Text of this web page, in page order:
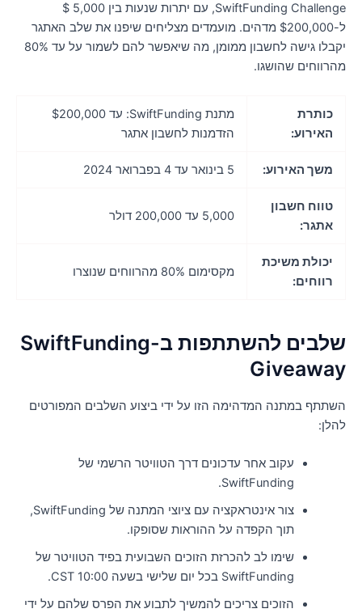
SwiftFunding Challenge, עם יתרות שנעות בין 5,000 $
ל-$200,000 מדהים. מועמדים מצליחים שיפנו את שלב האתגר
יקבלו גישה לחשבון ממומן, מה שיאפשר להם לשמור על עד 80%
שהושגו.
כותרת
האירוע:
מתנת SwiftFunding: עד $200,000
הזדמנות לחשבון אתגר
משך האירוע:
טווח חשבון
אתגר:
5,000 עד 200,000 דולר
יכולת משיכת
רווחים:
מקסימום 80% מהרווחים שנוצרו
שלבים להשתתפות ב-SwiftFunding
במתנה המדהימה הזו על ידי ביצוע השלבים המפורטים
עקוב אחר עדכונים דרך הטוויטר הרשמי של
SwiftFunding.
צור אינטראקציה עם ציוצי המתנה של SwiftFunding,
תוך הקפדה על ההוראות שסופקו.
שימו לב להכרזת הזוכים השבועית בפיד הטוויטר של
SwiftFunding בכל יום שלישי בשעה 10:00 CST.
הזוכים צריכים להמשיך לתבוע את הפרס שלהם על ידי